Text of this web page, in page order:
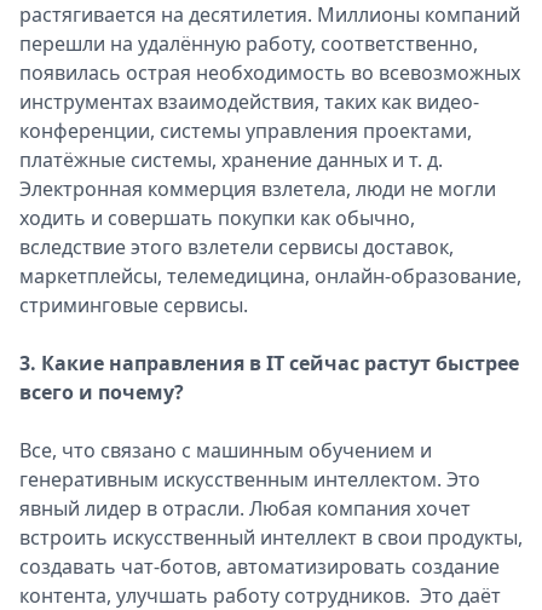
растягивается на десятилетия. Миллионы компаний
перешли на удалённую работу, соответственно,
появилась острая необходимость во всевозможных
инструментах взаимодействия, таких как видео-
конференции, системы управления проектами,
платёжные системы, хранение данных и т. д.
Электронная коммерция взлетела, люди не могли
ходить и совершать покупки как обычно,
вследствие этого взлетели сервисы доставок,
маркетплейсы, телемедицина, онлайн-образование,
стриминговые сервисы.
3. Какие направления в IT сейчас растут быстрее
всего и почему?
Все, что связано с машинным обучением и
генеративным искусственным интеллектом. Это
явный лидер в отрасли. Любая компания хочет
встроить искусственный интеллект в свои продукты,
создавать чат-ботов, автоматизировать создание
контента, улучшать работу сотрудников. Это даёт